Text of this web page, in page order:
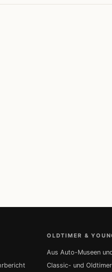
OLDTIMER &
Aus Auto-Museen
Classic- und